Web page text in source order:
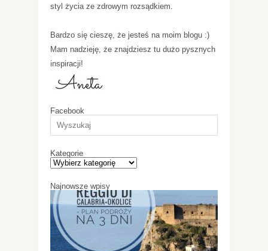
styl życia ze zdrowym rozsądkiem.
Bardzo się cieszę, że jesteś na moim blogu :)
Mam nadzieję, że znajdziesz tu dużo pysznych
inspiracji!
Facebook
Kategorie
Najnowsze wpisy